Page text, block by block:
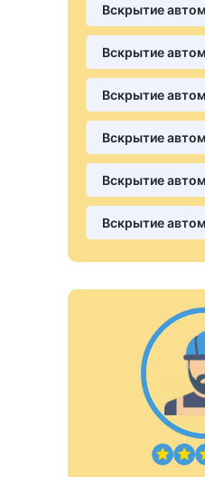
Вскрытие
Вскрытие
Вскрытие
Вскрытие
Вскрытие
Вскрытие